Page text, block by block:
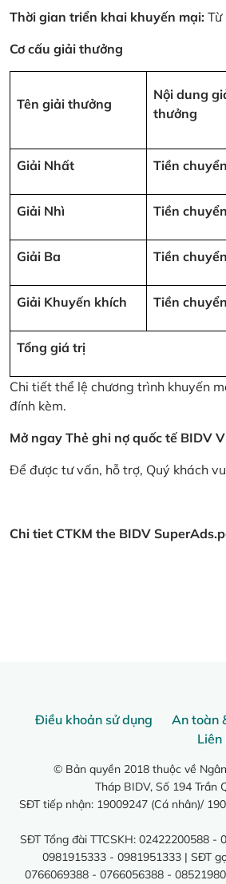
Thời gian triển khai khuyến mại:
Cơ cấu giải thưởng
Tên giải thưởng
Nội dung
thưởng
Giải Nhất Tiền
Giải Nhì Tiền
Giải Ba Tiền
Giải Khuyến khích Tiền
Tổng giá trị
Chi tiết thể lệ chương trình khuyến
đính kèm.
Mở ngay Thẻ ghi nợ quốc tế BIDV
Để được tư vấn, hỗ trợ, Quý khách
Chi tiet CTKM the BIDV
Điều khoản sử dụng An toàn
Liên
© Bản quyền 2018 thuộc về
Tháp BIDV, Số 194 Trần
SĐT tiếp nhận: 19009247 (Cá nhân)/
SĐT Tổng đài TTCSKH: 02422200588
0981915333 - 0981951333 | SĐT
0766069388 - 0766056388 -